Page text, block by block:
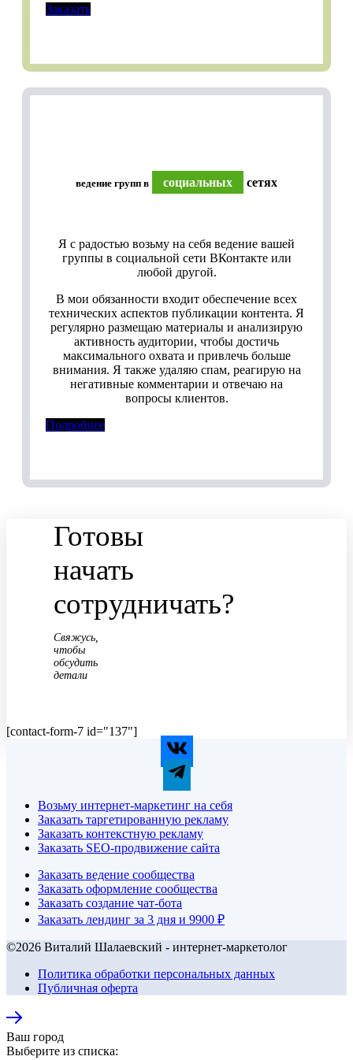
Заказать
ведение групп в социальных сетях
Я с радостью возьму на себя ведение вашей
группы в социальной сети ВКонтакте или
любой другой.
В мои обязанности входит обеспечение всех
технических аспектов публикации контента. Я
регулярно размещаю материалы и анализирую
активность аудитории, чтобы достичь
максимального охвата и привлечь больше
внимания. Я также удаляю спам, реагирую на
негативные комментарии и отвечаю на
вопросы клиентов.
Подробнее
Готовы
начать
сотрудничать?
Свяжусь,
чтобы
обсудить
детали
[contact-form-7 id="137"]
Возьму интернет-маркетинг на себя
Заказать таргетированную рекламу
Заказать контекстную рекламу
Заказать SEO-продвижение сайта
Заказать ведение сообщества
Заказать оформление сообщества
Заказать создание чат-бота
Заказать лендинг за 3 дня и 9900 ₽
©2026 Виталий Шалаевский - интернет-маркетолог
Политика обработки персональных данных
Публичная оферта
Ваш город
Выберите из списка: